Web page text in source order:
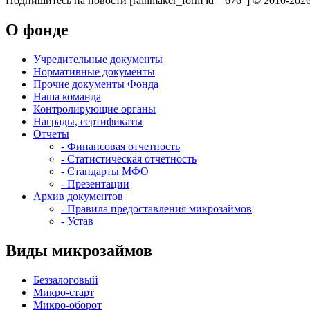
О фонде
Учредительные документы
Нормативные документы
Прочие документы Фонда
Наша команда
Контролирующие органы
Награды, сертификаты
Отчеты
- Финансовая отчетность
- Статистическая отчетность
- Стандарты МФО
- Презентации
Архив документов
- Правила предоставления микрозаймов
- Устав
Виды микрозаймов
Беззалоговый
Микро-старт
Микро-оборот